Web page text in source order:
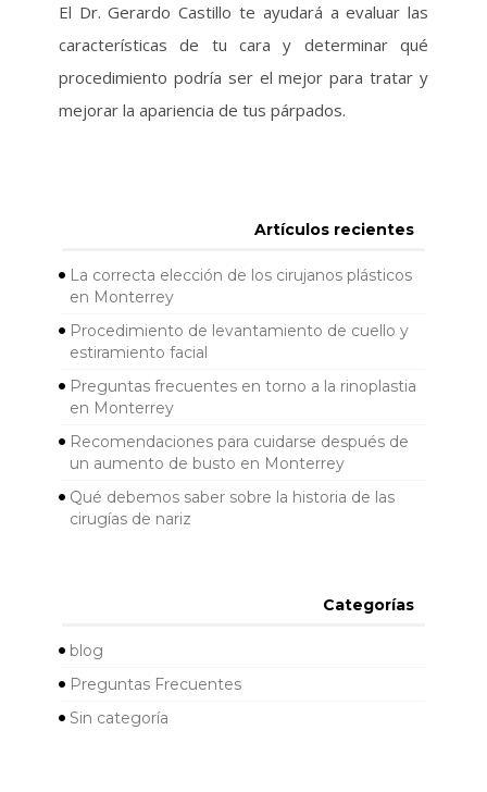
El Dr. Gerardo Castillo te ayudará a evaluar las
características de tu cara y determinar qué
procedimiento podría ser el mejor para tratar y
mejorar la apariencia de tus párpados.
Artículos recientes
La correcta elección de los cirujanos plásticos
en Monterrey
Procedimiento de levantamiento de cuello y
estiramiento facial
Preguntas frecuentes en torno a la rinoplastia
en Monterrey
Recomendaciones para cuidarse después de
un aumento de busto en Monterrey
Qué debemos saber sobre la historia de las
cirugías de nariz
Categorías
blog
Preguntas Frecuentes
Sin categoría